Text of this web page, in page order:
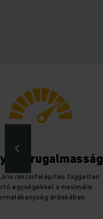
rugalmasság
raktárfelépítés független
egységekkel a maximális
érdekében.